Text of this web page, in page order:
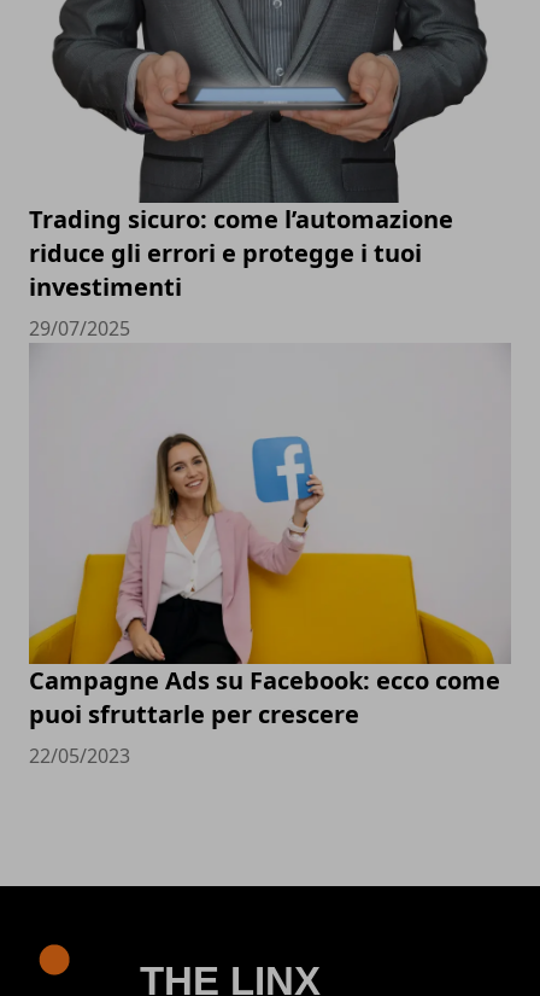
Trading sicuro: come l’automazione
riduce gli errori e protegge i tuoi
investimenti
29/07/2025
Campagne Ads su Facebook: ecco come
puoi sfruttarle per crescere
22/05/2023